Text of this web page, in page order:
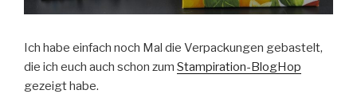
Ich habe einfach noch Mal die Verpackungen gebastelt,
die ich euch auch schon zum Stampiration-BlogHop
gezeigt habe.